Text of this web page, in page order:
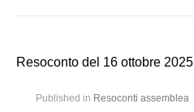
Resoconto del 16 ottobre 2025
Published in Resoconti assemblea